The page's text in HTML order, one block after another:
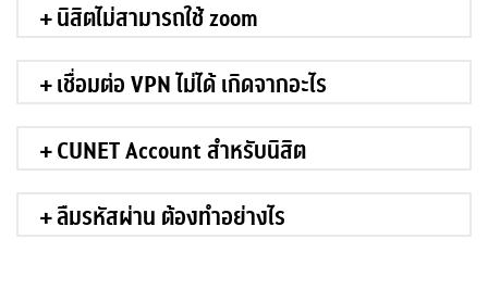
นิสิตไม่สามารถใช้ zoom
เชื่อมต่อ VPN ไม่ได้ เกิดจากอะไร
CUNET Account สำหรับนิสิต
ลืมรหัสผ่าน ต้องทำอย่างไร